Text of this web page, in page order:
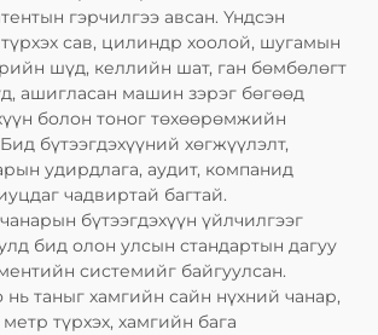
гэрчилгээ авсан. Үндсэн
түрхэх сав, цилиндр хоолой, шугамын
шүд, келлийн шат, ган бөмбөлөгт
ашигласан машин зэрэг бөгөөд
болон тоног төхөөрөмжийн
бүтээгдэхүүний хөгжүүлэлт,
удирдлага, аудит, компанид
чадвиртай багтай.
бүтээгдэхүүн үйлчилгээг
бид олон улсын стандартын дагуу
системийг байгуулсан.
таныг хамгийн сайн нүхний чанар,
түрхэх, хамгийн бага